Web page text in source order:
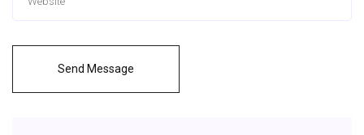
Send Message